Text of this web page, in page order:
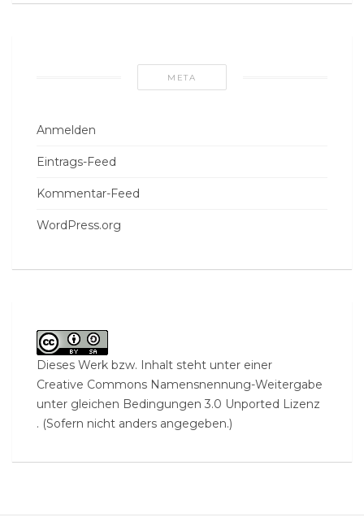
META
Anmelden
Eintrags-Feed
Kommentar-Feed
WordPress.org
Dieses Werk bzw. Inhalt steht unter einer
Creative Commons Namensnennung-Weitergabe
unter gleichen Bedingungen 3.0 Unported Lizenz
. (Sofern nicht anders angegeben.)